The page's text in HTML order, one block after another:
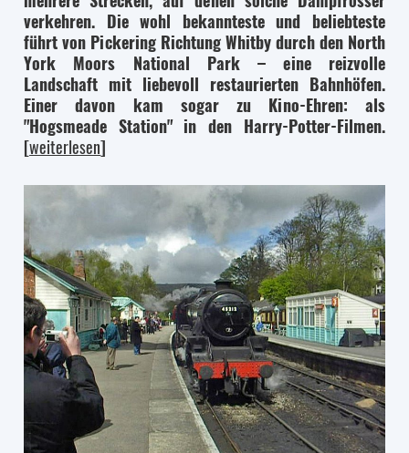
verkehren. Die wohl bekannteste und beliebteste
führt von Pickering Richtung Whitby durch den North
York Moors National Park – eine reizvolle
Landschaft mit liebevoll restaurierten Bahnhöfen.
Einer davon kam sogar zu Kino-Ehren: als
"Hogsmeade Station" in den Harry-Potter-Filmen.
[weiterlesen]